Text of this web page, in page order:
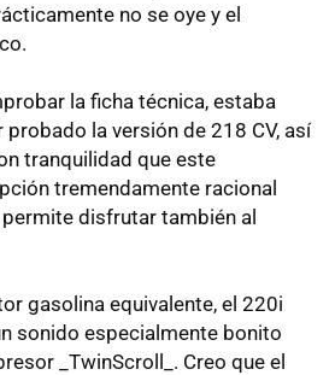
no se oye y el
la ficha técnica, estaba
la versión de 218 CV, así
tranquilidad que este
tremendamente racional
disfrutar también al
gasolina equivalente, el 220i
sonido especialmente bonito
_TwinScroll_. Creo que el